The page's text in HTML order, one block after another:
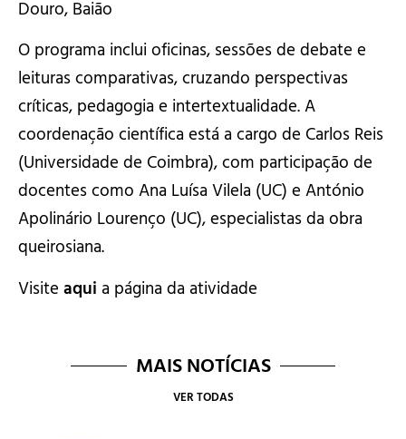
Douro, Baião
O programa inclui oficinas, sessões de debate e
leituras comparativas, cruzando perspectivas
críticas, pedagogia e intertextualidade. A
coordenação científica está a cargo de Carlos Reis
(Universidade de Coimbra), com participação de
docentes como Ana Luísa Vilela (UC) e António
Apolinário Lourenço (UC), especialistas da obra
queirosiana.
Visite aqui a página da atividade
MAIS NOTÍCIAS
VER TODAS